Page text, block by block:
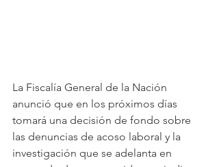
La Fiscalía General de la Nación
anunció que en los próximos días
tomará una decisión de fondo sobre
las denuncias de acoso laboral y la
investigación que se adelanta en